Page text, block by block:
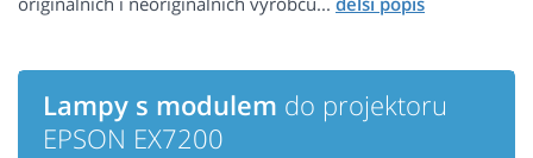
Lampy s modulem do projektoru
EPSON EX7200